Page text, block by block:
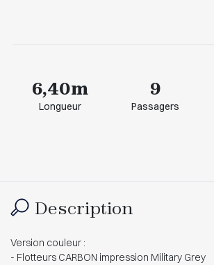
6,40m
Longueur
9
Passagers
Description
Version couleur :
- Flotteurs CARBON impression Military Grey